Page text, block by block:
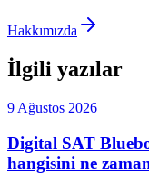
Hakkımızda
İlgili yazılar
9 Ağustos 2026
Digital SAT
hangisini ne